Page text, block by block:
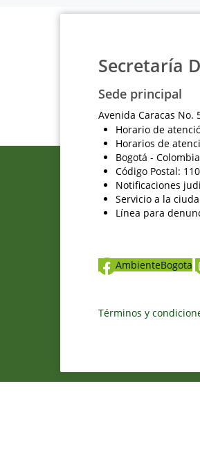
Secretaría
Sede principal
Avenida Caracas No.
Horario de
Horarios de
Bogotá - Colombia
Código Postal:
Notificaciones
Servicio a la
Línea para
AmbienteBogota
Términos y